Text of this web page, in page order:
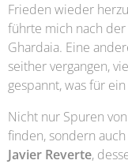
Frieden wieder
führte mich nach der
Ghardaia. Eine
seither vergangen,
gespannt, was für
Nicht nur Spuren
finden, sondern
Javier Reverte,